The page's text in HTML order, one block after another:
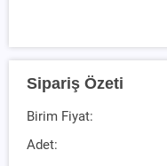
Sipariş Özeti
Birim Fiyat:
Adet: